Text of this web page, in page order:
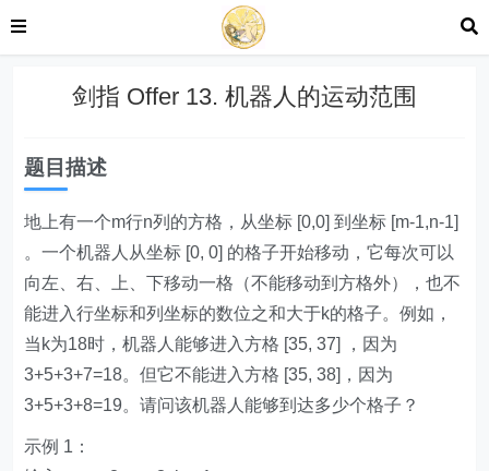
剑指 Offer 13. 机器人的运动范围
题目描述
地上有一个m行n列的方格，从坐标 [0,0] 到坐标 [m-1,n-1]
。一个机器人从坐标 [0, 0] 的格子开始移动，它每次可以
向左、右、上、下移动一格（不能移动到方格外），也不
能进入行坐标和列坐标的数位之和大于k的格子。例如，
当k为18时，机器人能够进入方格 [35, 37] ，因为
3+5+3+7=18。但它不能进入方格 [35, 38]，因为
3+5+3+8=19。请问该机器人能够到达多少个格子？
示例 1：